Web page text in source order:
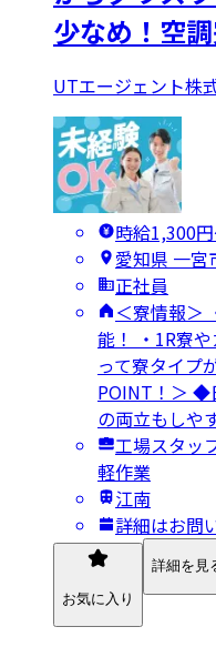
少なめ！空
UTエージェント株
時給1,300
愛知県 一宮
正社員
＜寮情報＞
能！ ・1R寮
って寮タイプ
POINT！＞ ◆
の両立もしや
工場スタッ
軽作業
江南
詳細はお問
お気に入り
詳細を見